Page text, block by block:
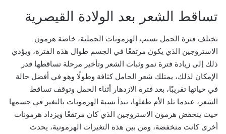
تساقط الشعر بعد الولادة القيصرية
تختلف فترة الحمل بسبب الهرمونات الحملية، خاصة هرمون
الاستروجين الذي يكون مرتفعًا في الجسم طوال هذه الفترة، ويؤدي
ذلك إلى زيادة فترة نمو وثبات الشعر وتأخير مرحلة تساقطها قدر
الإمكان لذلك، يمتلك شعر الحامل كثافة وطولًا وهو في أفضل حالة
في حياتها تقريبًا، بعد فترة الازدهار أثناء الحمل وتوقف تساقط
الشعر، عندما تلد الأم طفلها، تبدأ نسبة الهرمونات بالتغير في جسمها
حيث ينخفض هرمون الاستروجين الذي كان مرتفعًا ويزداد هرمونات
أخرى كانت منخفضة، ومن بين هذه التغيرات الهرمونية، يحدث